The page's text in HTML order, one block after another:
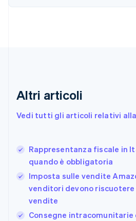
Altri articoli
Vedi tutti gli articoli relativi
Rappresentanza fiscale in
quando è obbligatoria
Imposta sulle vendite
venditori devono
vendite
Consegne intracomunitarie
Finlandia
Francia
DeutschEnglish
Giappone
English
Gibilterra
English
Grecia
English